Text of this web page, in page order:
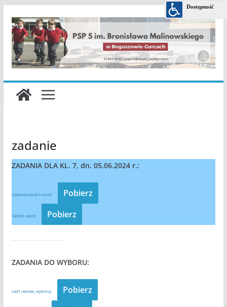
treści
zadanie
ZADANIA DLA KL. 7, dn. 05.06.2024 r.:
Zadania-word-i-excel Pobierz
Tabele-word Pobierz
ZADANIA DO WYBORU:
zad1-wstaw_wykresy Pobierz